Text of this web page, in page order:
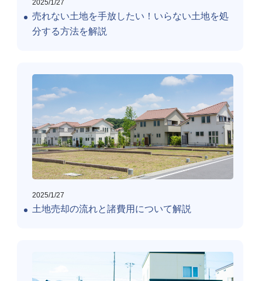
2025/1/27
売れない土地を手放したい！いらない土地を処
分する方法を解説
2025/1/27
土地売却の流れと諸費用について解説